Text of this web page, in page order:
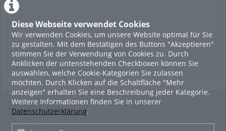
Diese Webseite verwendet Cookies
Wir verwenden Cookies, um unsere Website optimal für Sie
zu gestalten. Mit dem Bestätigen des Buttons "Akzeptieren"
stimmen Sie der Verwendung von Cookies zu. Durch
Anklicken der untenstehenden Checkboxen können Sie
auswählen, welche Cookie-Kategorien Sie zulassen
möchten. Durch Klicken auf die Schaltfläche "Mehr
anzeigen" erhalten Sie eine Beschreibung jeder Kategorie.
Weitere Informationen finden Sie in unserer
Datenschutzerklärung.
LADE MEHR
Featured
Beliebtheit
Legal Info
Nutzungsbedingungen
Links
Sitemap